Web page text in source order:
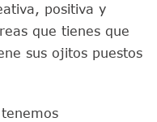
positiva y
que tienes que
sus ojitos puestos
tenemos